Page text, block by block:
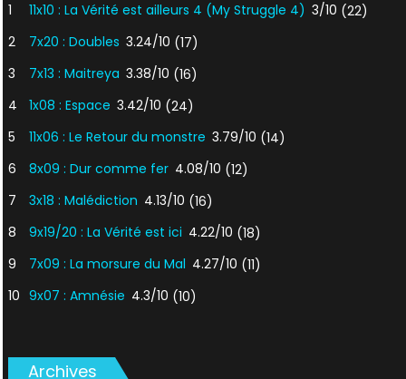
1 11x10 : La Vérité est ailleurs 4 (My Struggle 4) 3/10 (22)
2
7x20 : Doubles 3.24/10 (17)
3
7x13 : Maitreya 3.38/10 (16)
4
1x08 : Espace 3.42/10 (24)
5
11x06 : Le Retour du monstre 3.79/10 (14)
6
8x09 : Dur comme fer 4.08/10 (12)
7
3x18 : Malédiction 4.13/10 (16)
8
9x19/20 : La Vérité est ici 4.22/10 (18)
9
7x09 : La morsure du Mal 4.27/10 (11)
10 9x07 : Amnésie 4.3/10 (10)
Archives